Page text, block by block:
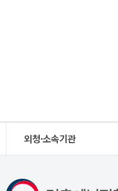
외청·소속기관